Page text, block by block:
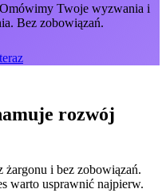
Twoje wyzwania i
Bez zobowiązań.
rozwój
i bez zobowiązań.
warto usprawnić najpierw.